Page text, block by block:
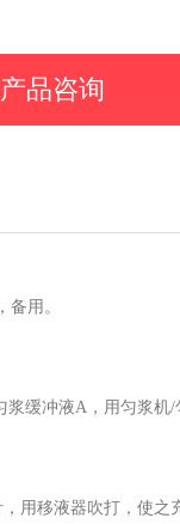
产品咨询
用。
缓冲液A，用匀浆机/
用移液器吹打，使之